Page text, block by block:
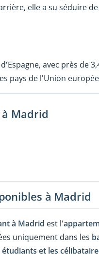
elle a su séduire
avec près de
pays de l'Union
Madrid
à Madrid
à Madrid est l'
uniquement dans les
et les